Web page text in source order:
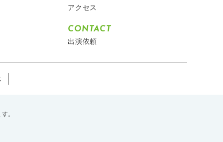
アクセス
CONTACT
出演依頼
。